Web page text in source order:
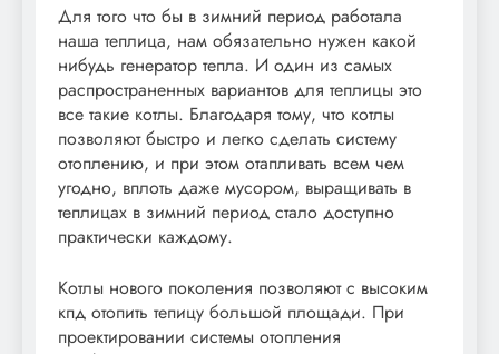
Для того что бы в зимний период работала
наша теплица, нам обязательно нужен какой
нибудь генератор тепла. И один из самых
распространенных вариантов для теплицы это
все такие котлы. Благодаря тому, что котлы
позволяют быстро и легко сделать систему
отоплению, и при этом отапливать всем чем
угодно, вплоть даже мусором, выращивать в
теплицах в зимний период стало доступно
практически каждому.
Котлы нового поколения позволяют с высоким
кпд отопить тепицу большой площади. При
проектировании системы отопления